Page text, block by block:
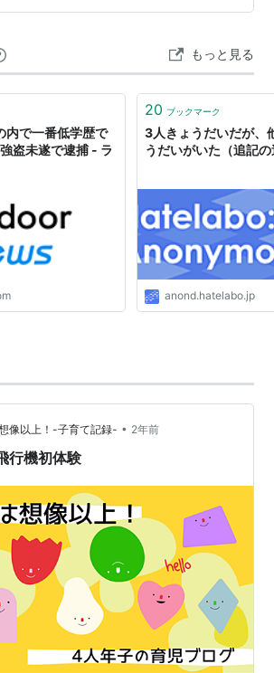
隣で爆睡中。 呑気なもんだわ… 心にゆ
もっと見る
内で一番低学歴で
盗未遂で逮捕 - ラ
20 ブックマーク
3人きょうだいだが、
うだいがいた（追記
anond.hatelabo.jp
像以上！-子育て記録- • 2年前
行機初体験